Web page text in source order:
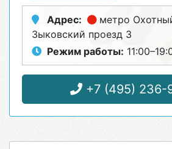
Адрес: метро
Зыковский проезд 3
Режим работы:
+7 (495) 236-